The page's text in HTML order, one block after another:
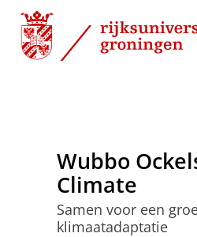
Skip
Content
Skip
Navigation
Wubbo
Climate
Samen voor een
klimaatadaptatie